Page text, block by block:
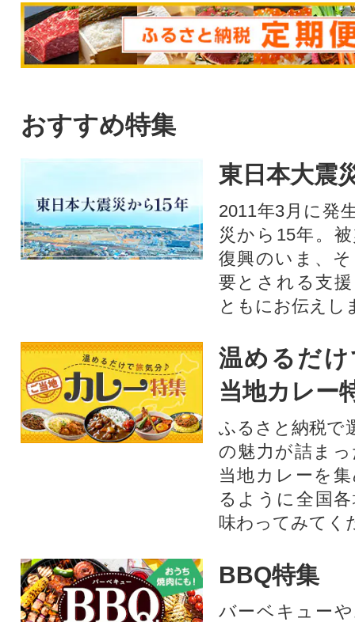
おすすめ特集
東日本大震
2011年3月に発
災から15年。
復興のいま、
要とされる支
ともにお伝えし
温めるだ
当地カレー
ふるさと納税で
の魅力が詰ま
当地カレーを
るように全国
味わってみてく
BBQ特集
バーベキュー